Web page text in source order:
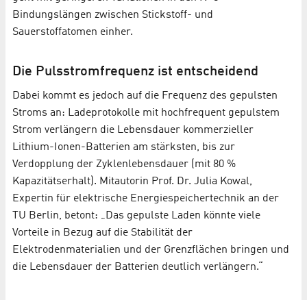
Bindungslängen zwischen Stickstoff- und
Sauerstoffatomen einher.
Die Pulsstromfrequenz ist entscheidend
Dabei kommt es jedoch auf die Frequenz des gepulsten
Stroms an: Ladeprotokolle mit hochfrequent gepulstem
Strom verlängern die Lebensdauer kommerzieller
Lithium-Ionen-Batterien am stärksten, bis zur
Verdopplung der Zyklenlebensdauer (mit 80 %
Kapazitätserhalt). Mitautorin Prof. Dr. Julia Kowal,
Expertin für elektrische Energiespeichertechnik an der
TU Berlin, betont: „Das gepulste Laden könnte viele
Vorteile in Bezug auf die Stabilität der
Elektrodenmaterialien und der Grenzflächen bringen und
die Lebensdauer der Batterien deutlich verlängern.“